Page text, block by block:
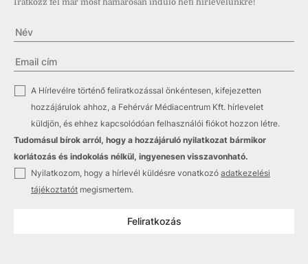
Iratkozz fel már most hamarosan induló heti hírlevelünkre!
A Hírlevélre történő feliratkozással önkéntesen, kifejezetten
hozzájárulok ahhoz, a Fehérvár Médiacentrum Kft. hírlevelet
küldjön, és ehhez kapcsolódóan felhasználói fiókot hozzon létre.
Tudomásul bírok arról, hogy a hozzájáruló nyilatkozat bármikor
korlátozás és indokolás nélkül, ingyenesen visszavonható.
Nyilatkozom, hogy a hírlevél küldésre vonatkozó adatkezelési
tájékoztatót megismertem.
Feliratkozás